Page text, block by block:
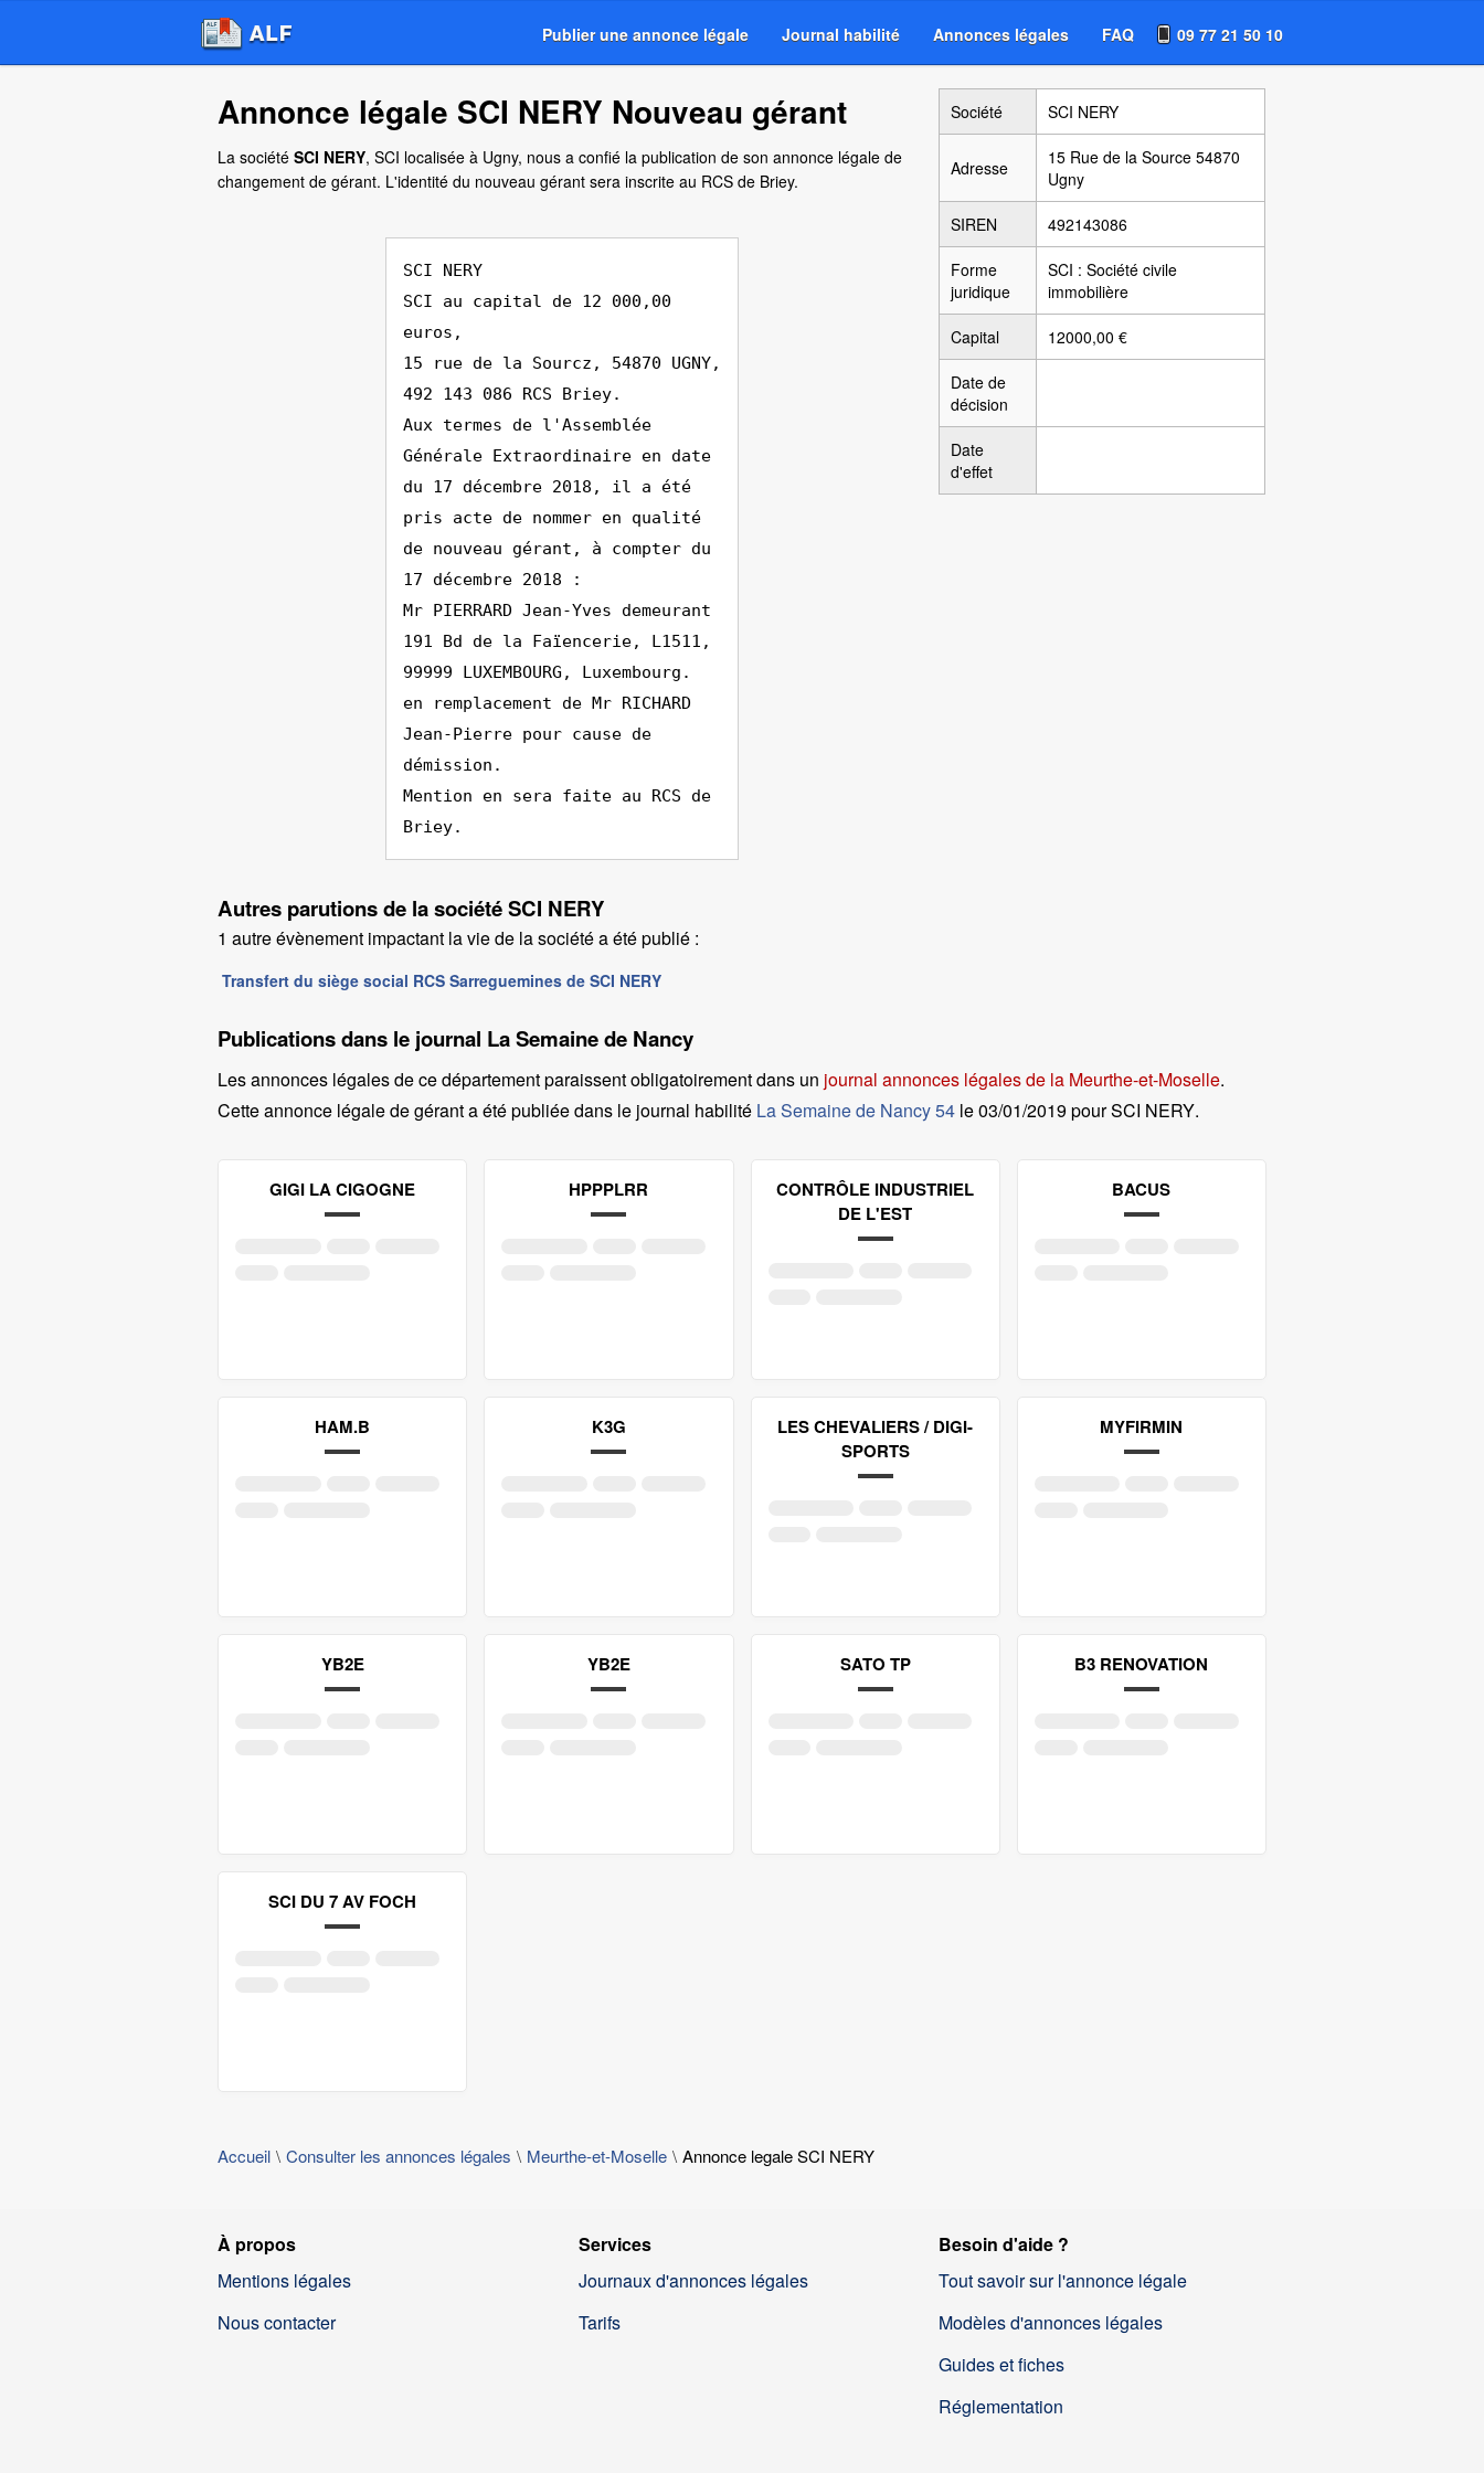
Publier une annonce légale Journal habilité Annonces légales FAQ 09 77 21 50 10
Annonce légale SCI NERY Nouveau gérant
La société SCI NERY, SCI localisée à Ugny, nous a confié la publication de son annonce légale de
changement de gérant. L'identité du nouveau gérant sera inscrite au RCS de Briey.
SCI NERY
SCI au capital de 12 000,00
euros,
15 rue de la Sourcz, 54870 UGNY,
492 143 086 RCS Briey.
Aux termes de l'Assemblée
Générale Extraordinaire en date
du 17 décembre 2018, il a été
pris acte de nommer en qualité
de nouveau gérant, à compter du
17 décembre 2018 :
Mr PIERRARD Jean-Yves demeurant
191 Bd de la Faïencerie, L1511,
99999 LUXEMBOURG, Luxembourg.
en remplacement de Mr RICHARD
Jean-Pierre pour cause de
démission.
Mention en sera faite au RCS de
Briey.
Autres parutions de la société SCI NERY
1 autre évènement impactant la vie de la société a été publié :
Transfert du siège social RCS Sarreguemines de SCI NERY
Société SCI NERY
Adresse
15 Rue de la Source 54870
Ugny
SIREN 492143086
Forme
juridique
SCI : Société civile
immobilière
Capital 12000,00 €
Date de
décision
Date
d'effet
Publications dans le journal La Semaine de Nancy
Les annonces légales de ce département paraissent obligatoirement dans un journal annonces légales de la Meurthe-et-Moselle.
Cette annonce légale de gérant a été publiée dans le journal habilité La Semaine de Nancy 54 le03/01/2019 pour SCI NERY.
GIGI LA CIGOGNE HPPPLRR
CONTRÔLE INDUSTRIEL
DE L'EST
BACUS
HAM.B K3G
LES CHEVALIERS / DIGI-
SPORTS
MYFIRMIN
YB2E YB2E SATO TP B3 RENOVATION
SCI DU 7 AV FOCH
Accueil Consulter les annonces légales Meurthe-et-Moselle Annonce legale SCI NERY
À propos
Mentions légales
Nous contacter
Services
Journaux d'annonces légales
Tarifs
Besoin d'aide ?
Tout savoir sur l'annonce légale
Modèles d'annonces légales
Guides et fiches
Réglementation